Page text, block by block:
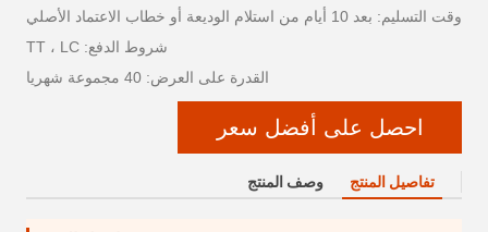
وقت التسليم: بعد 10 أيام من استلام الوديعة أو خطاب الاعتماد الأصلي
شروط الدفع: TT ، LC
القدرة على العرض: 40 مجموعة شهريا
احصل على أفضل سعر
تفاصيل المنتج وصف المنتج